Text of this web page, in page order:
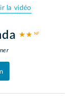
la vidéo
★ ★